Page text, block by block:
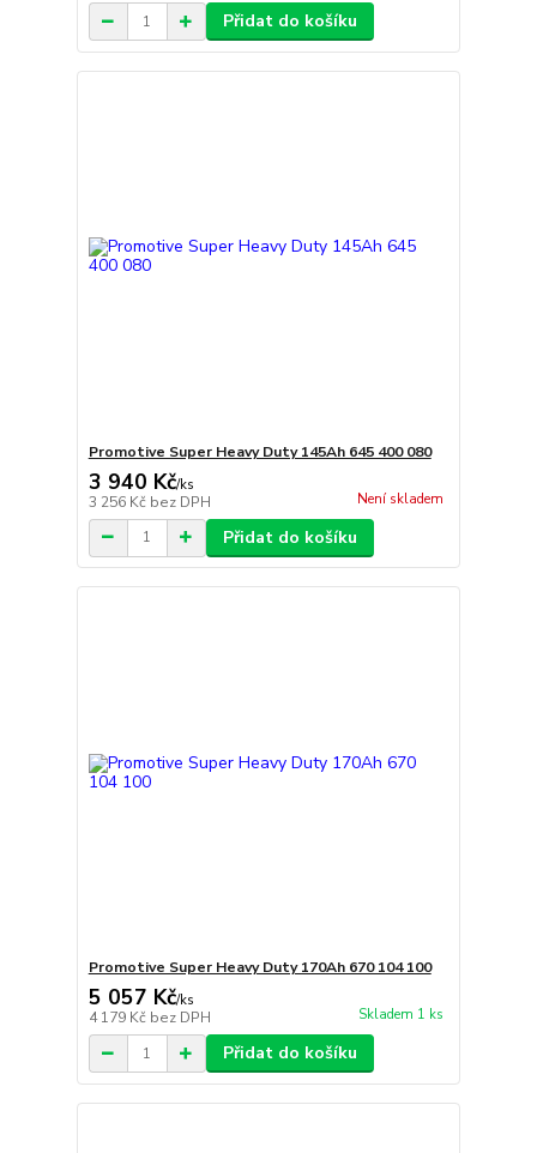
Přidat do košíku
Promotive Super Heavy Duty 145Ah 645 400 080
3 940 Kč/ks
3 256 Kč bez DPH Není skladem
Přidat do košíku
Promotive Super Heavy Duty 170Ah 670 104 100
5 057 Kč/ks
4 179 Kč bez DPH Skladem 1 ks
Přidat do košíku